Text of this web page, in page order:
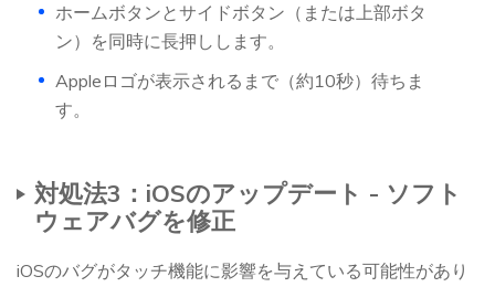
ホームボタンとサイドボタン（または上部ボタ
ン）を同時に長押しします。
Appleロゴが表示されるまで（約10秒）待ちま
す。
対処法3：iOSのアップデート - ソフト
ウェアバグを修正
iOSのバグがタッチ機能に影響を与えている可能性があり